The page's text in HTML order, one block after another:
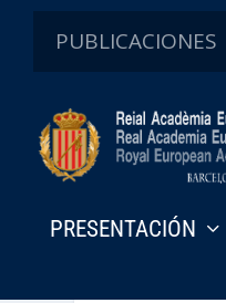
PUBLICACIONES
PRESENTACIÓN